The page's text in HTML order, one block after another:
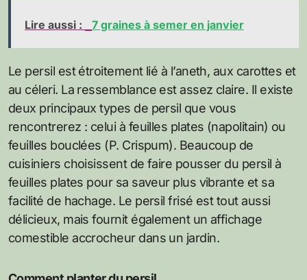
Lire aussi : 7 graines à semer en janvier
Le persil est étroitement lié à l’aneth, aux carottes et
au céleri. La ressemblance est assez claire. Il existe
deux principaux types de persil que vous
rencontrerez : celui à feuilles plates (napolitain) ou
feuilles bouclées (P. Crispum). Beaucoup de
cuisiniers choisissent de faire pousser du persil à
feuilles plates pour sa saveur plus vibrante et sa
facilité de hachage. Le persil frisé est tout aussi
délicieux, mais fournit également un affichage
comestible accrocheur dans un jardin.